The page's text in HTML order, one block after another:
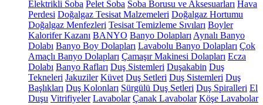
Elektrikli Soba Pelet Soba Soba Borusu ve Aksesuarları Hava
Perdesi Doğalgaz Tesisat Malzemeleri Doğalgaz Hortumu
Doğalgaz Menfezleri Tesisat Temizleme Sıvıları Boyler
Kalorifer Kazanı BANYO Banyo Dolapları Aynalı Banyo
Dolabı Banyo Boy Dolapları Lavabolu Banyo Dolapları Çok
Amaçlı Banyo Dolapları Çamaşır Makinesi Dolapları Ecza
Dolabı Banyo Rafları Duş Sistemleri Duşakabin Duş
Tekneleri Jakuziler Küvet Duş Setleri Duş Sistemleri Duş
Başlıkları Duş Kolonları Sürgülü Duş Setleri Duş Spiralleri El
Duşu Vitrifiyeler Lavabolar Çanak Lavabolar Köşe Lavabolar